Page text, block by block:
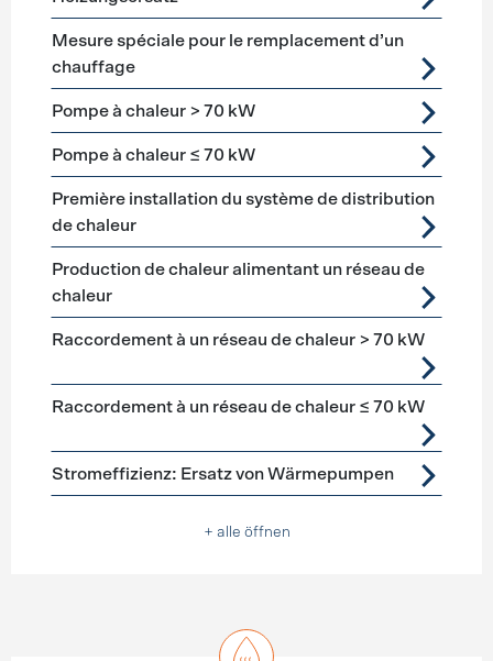
Mesure spéciale pour le remplacement d’un
chauffage
Pompe à chaleur > 70 kW
Pompe à chaleur ≤ 70 kW
Première installation du système de distribution
de chaleur
Production de chaleur alimentant un réseau de
chaleur
Raccordement à un réseau de chaleur > 70 kW
Raccordement à un réseau de chaleur ≤ 70 kW
Stromeffizienz: Ersatz von Wärmepumpen
+ alle öffnen